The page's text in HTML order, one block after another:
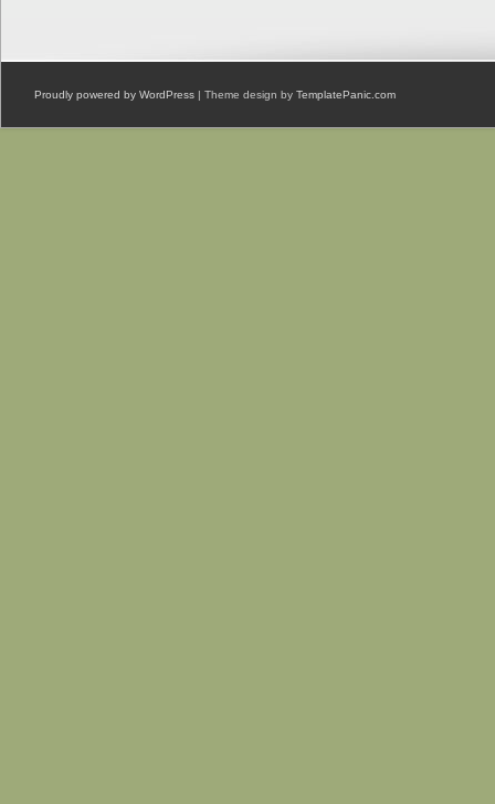
Proudly powered by WordPress | Theme design by TemplatePanic.com